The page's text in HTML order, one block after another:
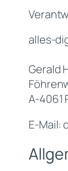
alles-
Gerald
A-4061
E-Mail: